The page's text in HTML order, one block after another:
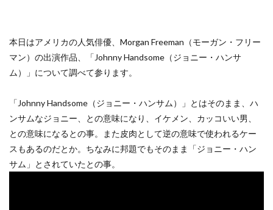
本日はアメリカの人気俳優、Morgan Freeman（モーガン・フリー
マン）の出演作品、「Johnny Handsome（ジョニー・ハンサ
ム）」について調べて参ります。
「Johnny Handsome（ジョニー・ハンサム）」とはそのまま、ハ
ンサムなジョニー、との意味になり、イケメン、カッコいい男、
との意味になるとの事。また皮肉として逆の意味で使われるケー
スもあるのだとか。ちなみに邦題でもそのまま「ジョニー・ハン
サム」とされていたとの事。